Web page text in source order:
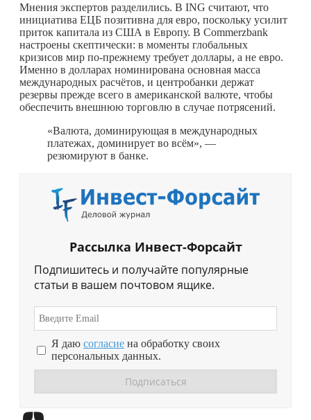
Мнения экспертов разделились. В ING считают, что
инициатива ЕЦБ позитивна для евро, поскольку усилит
приток капитала из США в Европу. В Commerzbank
настроены скептически: в моменты глобальных
кризисов мир по-прежнему требует доллары, а не евро.
Именно в долларах номинирована основная масса
международных расчётов, и центробанки держат
резервы прежде всего в американской валюте, чтобы
обеспечить внешнюю торговлю в случае потрясений.
«Валюта, доминирующая в международных
платежах, доминирует во всём», —
резюмируют в банке.
Рассылка Инвест-Форсайт
Подпишитесь и получайте популярные
статьи в вашем почтовом ящике.
Я даю согласие на обработку своих
персональных данных.